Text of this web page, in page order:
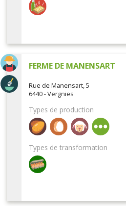
FERME DE MANENSART
Rue de Manensart, 5
6440 - Vergnies
Types de production
Types de transformation